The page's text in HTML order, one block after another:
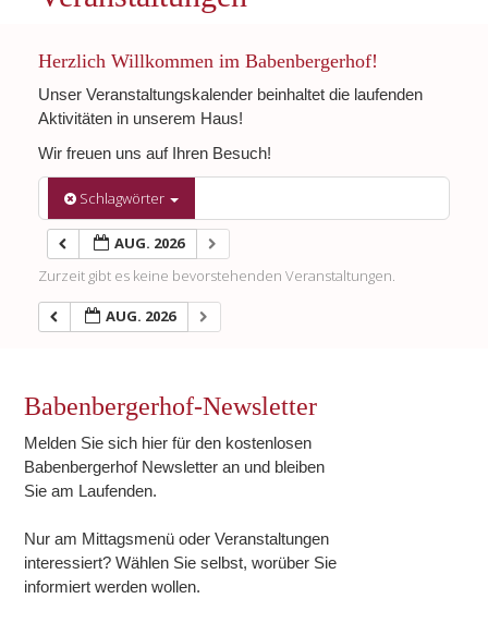
Herzlich Willkommen im Babenbergerhof!
Unser Veranstaltungskalender beinhaltet die laufenden
Aktivitäten in unserem Haus!
Wir freuen uns auf Ihren Besuch!
Schlagwörter
AUG. 2026
Zurzeit gibt es keine bevorstehenden Veranstaltungen.
AUG. 2026
Babenbergerhof-Newsletter
Melden Sie sich hier für den kostenlosen
Babenbergerhof Newsletter an und bleiben
Sie am Laufenden.
Nur am Mittagsmenü oder Veranstaltungen
interessiert? Wählen Sie selbst, worüber Sie
informiert werden wollen.